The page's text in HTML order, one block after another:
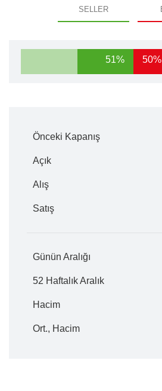
SELLER
51% 50%
Önceki Kapanış
Açık
Alış
Satış
Günün Aralığı
52 Haftalık Aralık
Hacim
Ort., Hacim